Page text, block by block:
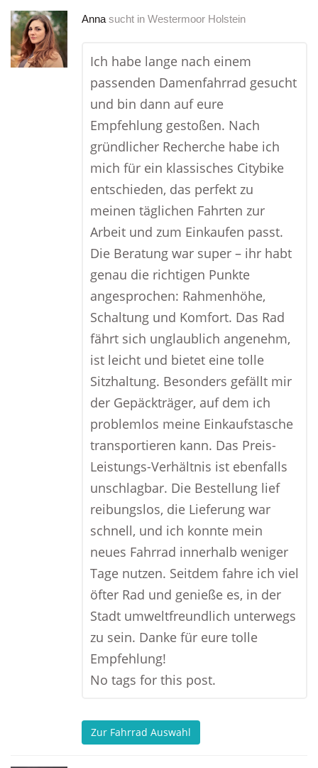
Anna sucht in Westermoor Holstein
Ich habe lange nach einem
passenden Damenfahrrad gesucht
und bin dann auf eure
Empfehlung gestoßen. Nach
gründlicher Recherche habe ich
mich für ein klassisches Citybike
entschieden, das perfekt zu
meinen täglichen Fahrten zur
Arbeit und zum Einkaufen passt.
Die Beratung war super – ihr habt
genau die richtigen Punkte
angesprochen: Rahmenhöhe,
Schaltung und Komfort. Das Rad
fährt sich unglaublich angenehm,
ist leicht und bietet eine tolle
Sitzhaltung. Besonders gefällt mir
der Gepäckträger, auf dem ich
problemlos meine Einkaufstasche
transportieren kann. Das Preis-
Leistungs-Verhältnis ist ebenfalls
unschlagbar. Die Bestellung lief
reibungslos, die Lieferung war
schnell, und ich konnte mein
neues Fahrrad innerhalb weniger
Tage nutzen. Seitdem fahre ich viel
öfter Rad und genieße es, in der
Stadt umweltfreundlich unterwegs
zu sein. Danke für eure tolle
Empfehlung!
No tags for this post.
Zur Fahrrad Auswahl